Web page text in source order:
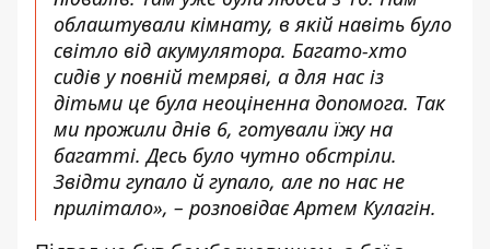
облаштували кімнату, в якій навіть було
світло від акумулятора. Багато-хто
сидів у повній темряві, а для нас із
дітьми це була неоціненна допомога. Так
ми прожили днів 6, готували їжу на
багатті. Десь було чутно обстріли.
Звідти гупало й гупало, але по нас не
прилітало», – розповідає Артем Кулагін.